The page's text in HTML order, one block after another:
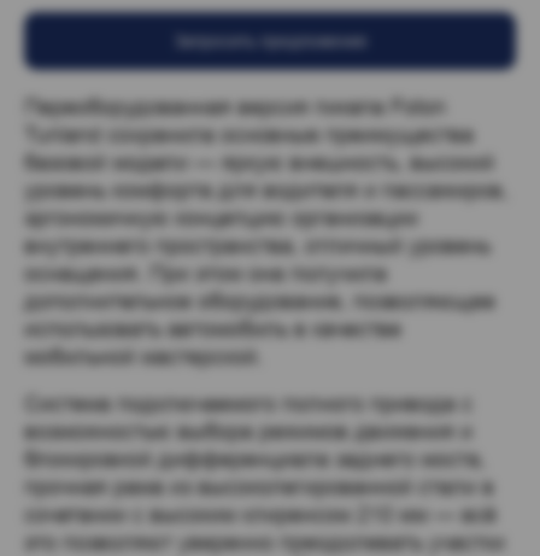
Переоборудованная версия пикапа Foton
Tunland сохранила основные преимущества
базовой модели — яркую внешность, высокий
уровень комфорта для водителя и пассажиров,
эргономичную концепцию организации
внутреннего пространства, отличный уровень
оснащения. При этом она получила
дополнительное оборудование, позволяющее
использовать автомобиль в качестве
мобильной мастерской.
Система подключаемого полного привода с
возможностью выбора режимов движения и
блокировкой дифференциала заднего моста,
прочная рама из высоколегированной стали в
сочетании с высоким клиренсом 210 мм — всё
это позволяют уверенно преодолевать участки